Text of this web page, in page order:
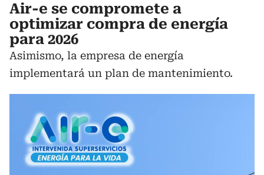
Air-e se compromete a
optimizar compra de energía
para 2026
Asimismo, la empresa de energía
implementará un plan de mantenimiento.